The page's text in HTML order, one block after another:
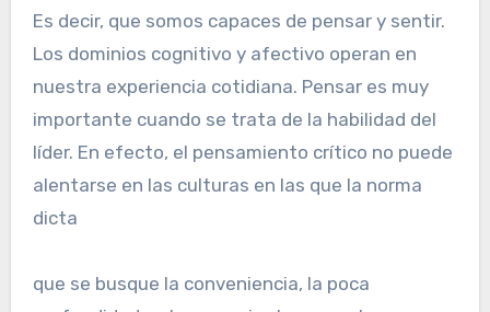
Es decir, que somos capaces de pensar y sentir.
Los dominios cognitivo y afectivo operan en
nuestra experiencia cotidiana. Pensar es muy
importante cuando se trata de la habilidad del
líder. En efecto, el pensamiento crítico no puede
alentarse en las culturas en las que la norma
dicta
que se busque la conveniencia, la poca